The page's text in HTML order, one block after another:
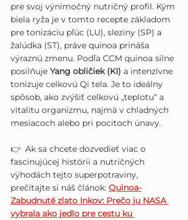
pre svoj výnimočný nutričný profil. Kým
biela ryža je v tomto recepte základom
pre tonizáciu pľúc (LU), sleziny (SP) a
žalúdka (ST), práve quinoa prináša
výraznú zmenu. Podľa CCM quinoa silne
posilňuje Yang obličiek (KI) a intenzívne
tonizuje celkovú Qi tela. Je to ideálny
spôsob, ako zvýšiť celkovú „teplotu“ a
vitalitu organizmu, najmä v chladných
mesiacoch alebo pri pocitoch únavy.
👉
  Ak sa chcete dozvedieť viac o
fascinujúcej histórii a nutričných
výhodách tejto superpotraviny,
prečítajte si náš článok: Quinoa-
Zabudnuté zlato Inkov: Prečo ju NASA
vybrala ako jedlo pre cestu ku